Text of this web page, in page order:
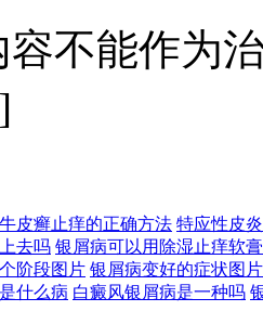
不能作为
牛皮癣止痒的正确方法 特应性皮
去吗 银屑病可以用除湿止痒软
阶段图片 银屑病变好的症状图片
什么病 白癜风银屑病是一种吗